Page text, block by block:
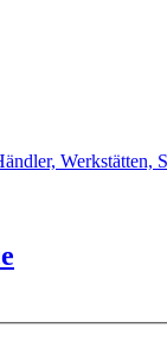
Werkstätten,